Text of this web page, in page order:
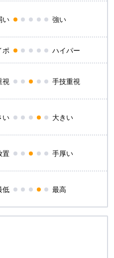
い 強い
ポ ハイパー
視 手技重視
い 大きい
置 手厚い
低 最高